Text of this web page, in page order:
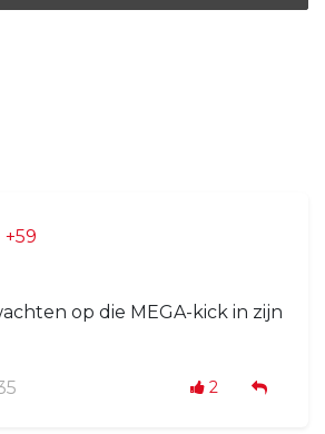
+59
op die MEGA-kick in zijn
2